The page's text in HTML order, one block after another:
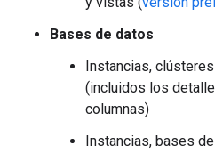
Bases de datos
Instancias,
(incluidos los
columnas)
Instancias, bases